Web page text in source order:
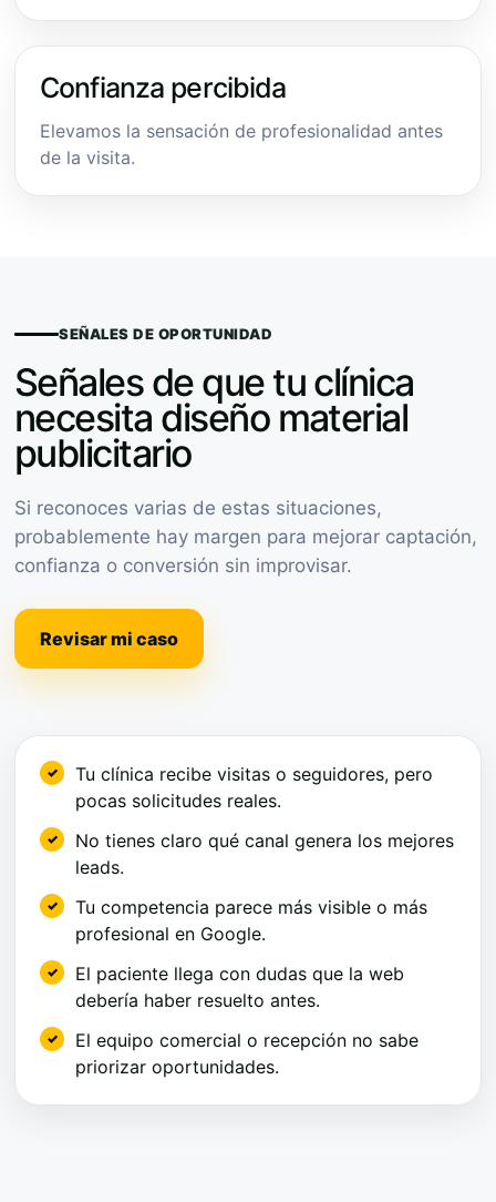
Confianza percibida
Elevamos la sensación de profesionalidad antes
de la visita.
SEÑALES DE OPORTUNIDAD
Señales de que tu clínica
necesita diseño material
publicitario
Si reconoces varias de estas situaciones,
probablemente hay margen para mejorar captación,
confianza o conversión sin improvisar.
Revisar mi caso
Tu clínica recibe visitas o seguidores, pero
pocas solicitudes reales.
No tienes claro qué canal genera los mejores
leads.
Tu competencia parece más visible o más
profesional en Google.
El paciente llega con dudas que la web
debería haber resuelto antes.
El equipo comercial o recepción no sabe
priorizar oportunidades.